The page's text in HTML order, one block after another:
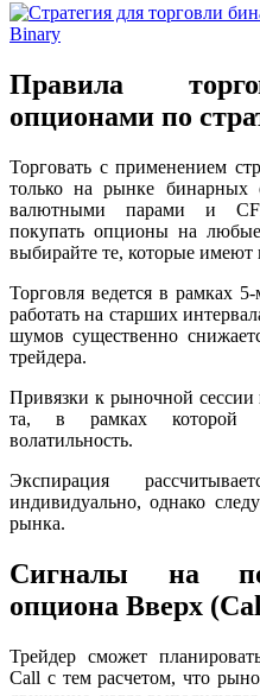
Правила
опционами по
Торговать с применением
только на рынке
валютными парами и
покупать опционы на
выбирайте те, которые
Торговля ведется в рамках
работать на старших
шумов существенно
трейдера.
Привязки к рыночной сессии
та, в рамках которой
волатильность.
Экспирация
индивидуально, однако
рынка.
Сигналы на
опциона Вверх
Трейдер сможет
Call с тем расчетом, что